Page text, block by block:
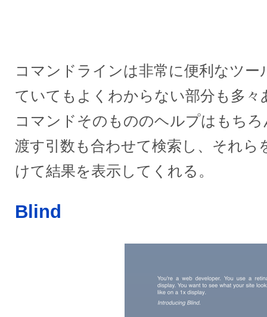
コマンドラインは非常に便利なツー
ていてもよくわからない部分も多々
コマンドそのもののヘルプはもち
渡す引数も合わせて検索し、それら
けて結果を表示してくれる。
Blind